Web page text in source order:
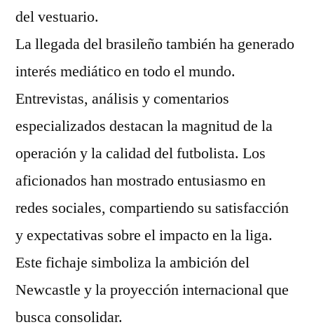
del vestuario.
La llegada del brasileño también ha generado
interés mediático en todo el mundo.
Entrevistas, análisis y comentarios
especializados destacan la magnitud de la
operación y la calidad del futbolista. Los
aficionados han mostrado entusiasmo en
redes sociales, compartiendo su satisfacción
y expectativas sobre el impacto en la liga.
Este fichaje simboliza la ambición del
Newcastle y la proyección internacional que
busca consolidar.